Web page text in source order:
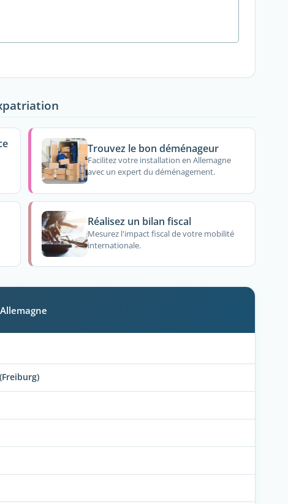
Trouvez le bon déménageur
Facilitez votre installation en Allemagne
avec un expert du déménagement.
Réalisez un bilan fiscal
Mesurez l'impact fiscal de votre mobilité
internationale.